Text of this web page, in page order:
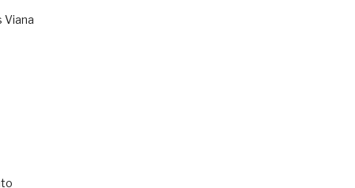
Viana